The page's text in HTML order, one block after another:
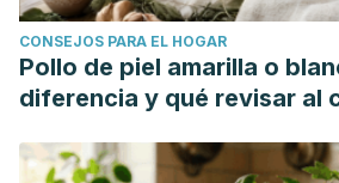
CONSEJOS PARA EL HOGAR
Pollo de piel amarilla o
diferencia y qué revisar al